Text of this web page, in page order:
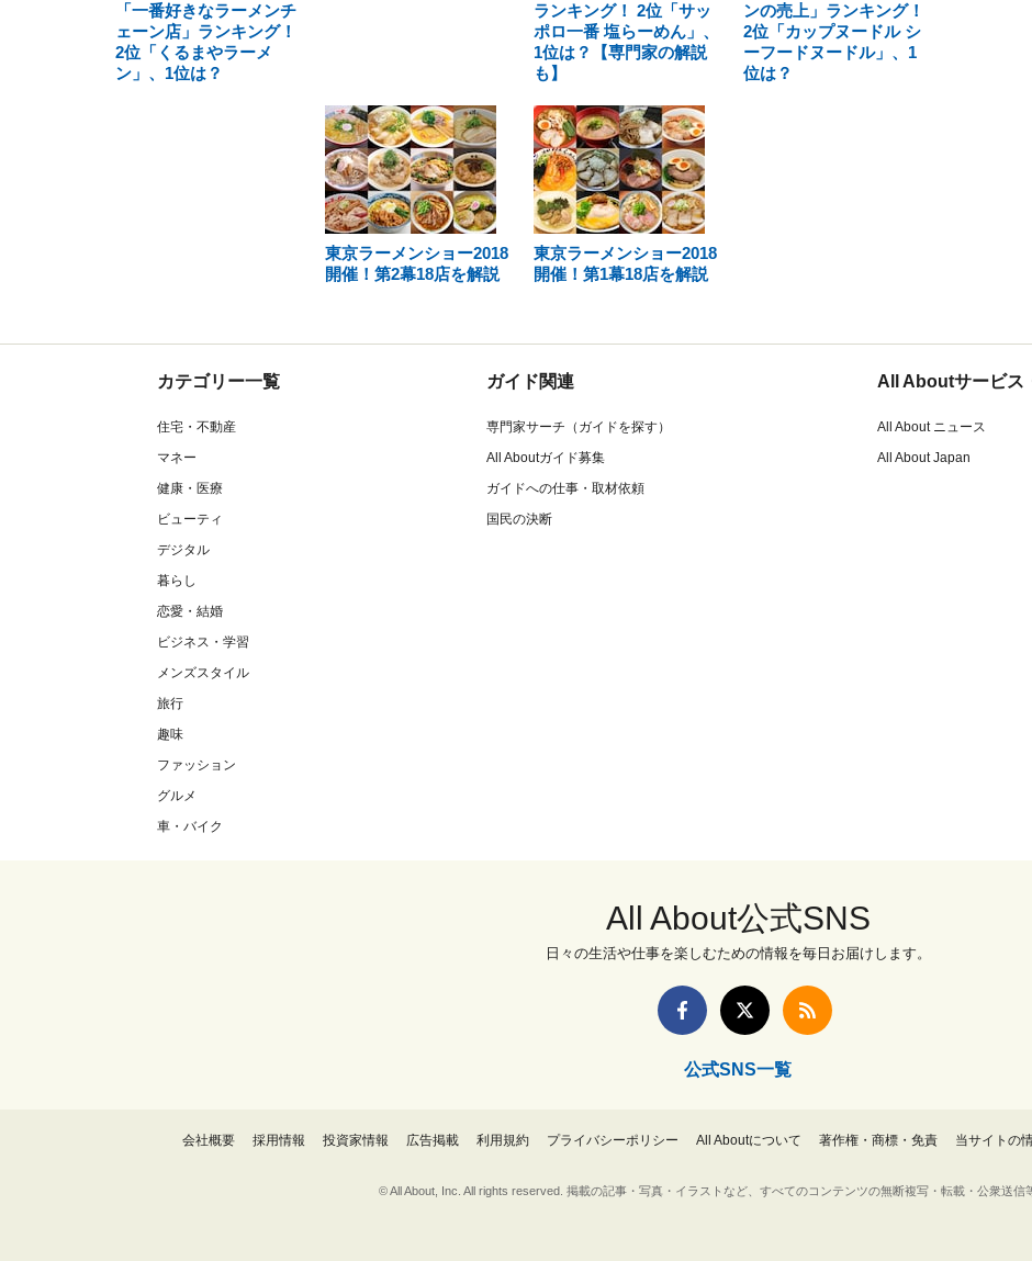
「一番好きなラーメンチ
ェーン店」ランキング！
2位「くるまやラーメ
ン」、1位は？
ランキング！ 2位「サッ
ポロ一番 塩らーめん」、
1位は？【専門家の解説
も】
ンの売上」ランキング！
2位「カップヌードル シ
ーフードヌードル」、1
位は？
東京ラーメンショー2018
開催！第2幕18店を解説
東京ラーメンショー2018
開催！第1幕18店を解説
カテゴリー一覧
住宅・不動産
マネー
健康・医療
ビューティ
デジタル
暮らし
恋愛・結婚
ビジネス・学習
メンズスタイル
旅行
趣味
ファッション
グルメ
車・バイク
ガイド関連
専門家サーチ（ガイドを探す）
All Aboutガイド募集
ガイドへの仕事・取材依頼
国民の決断
All Aboutサービス
All About ニュース
All About Japan
All About公式SNS
日々の生活や仕事を楽しむための情報を毎日お届けします。
公式SNS一覧
会社概要 採用情報 投資家情報 広告掲載 利用規約 プライバシーポリシー All Aboutについて 著作権・商標・免責 当サイトの
© All About, Inc. All rights reserved. 掲載の記事・写真・イラストなど、すべてのコンテンツの無断複写・転載・公衆送信